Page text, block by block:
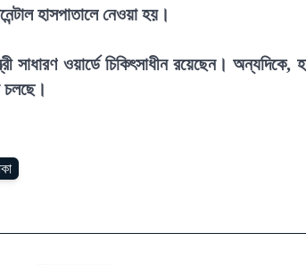
হাসপাতালে নেওয়া হয়।
সাধারণ ওয়ার্ডে চিকিৎসাধীন রয়েছেন। অন্যদিকে,
চলছে।